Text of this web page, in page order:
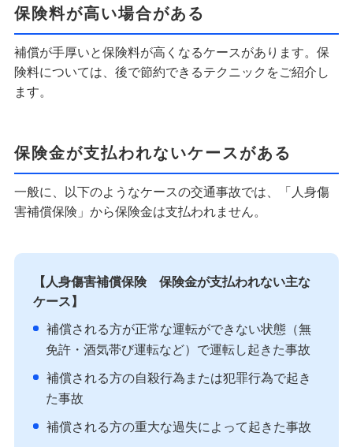
保険料が高い場合がある
補償が手厚いと保険料が高くなるケースがあります。保
険料については、後で節約できるテクニックをご紹介し
ます。
保険金が支払われないケースがある
一般に、以下のようなケースの交通事故では、「人身傷
害補償保険」から保険金は支払われません。
【人身傷害補償保険 保険金が支払われない主な
ケース】
補償される方が正常な運転ができない状態（無
免許・酒気帯び運転など）で運転し起きた事故
補償される方の自殺行為または犯罪行為で起き
た事故
補償される方の重大な過失によって起きた事故